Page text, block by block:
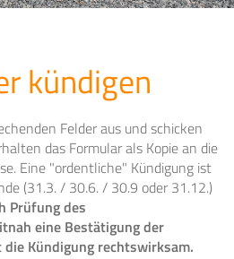
kündigen
Felder aus und schicken
das Formular als Kopie an die
Eine "ordentliche" Kündigung ist
(31.3. / 30.6. / 30.9 oder 31.12.)
Prüfung des
eine Bestätigung der
Kündigung rechtswirksam.